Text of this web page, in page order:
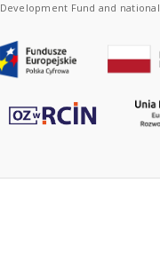
Development Fund and